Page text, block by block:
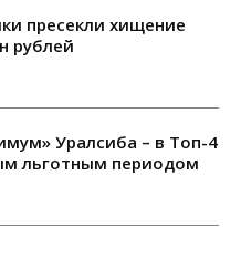
пресекли хищение
рублей
Уралсиба – в Топ-4
льготным периодом